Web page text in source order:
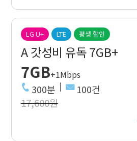
LG U+ LTE 평생 할인
A 갓성비 유독 7GB+
7GB+1Mbps
300분 100건
17,600원